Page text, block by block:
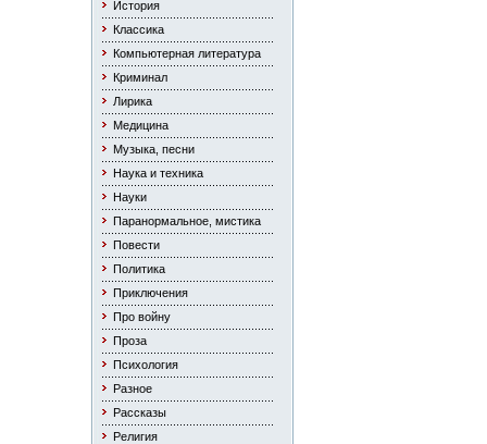
История
Классика
Компьютерная литература
Криминал
Лирика
Медицина
Музыка, песни
Наука и техника
Науки
Паранормальное, мистика
Повести
Политика
Приключения
Про войну
Проза
Психология
Разное
Рассказы
Религия